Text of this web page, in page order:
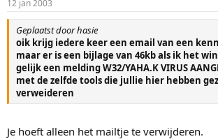
12 jan 2003
Geplaatst door hasie
oik krijg iedere keer een email van een
maar er is een bijlage van 46kb als ik het
gelijk een melding W32/YAHA.K VIRUS
met de zelfde tools die jullie hier hebben
verweideren
Je hoeft alleen het mailtje te verwijderen.